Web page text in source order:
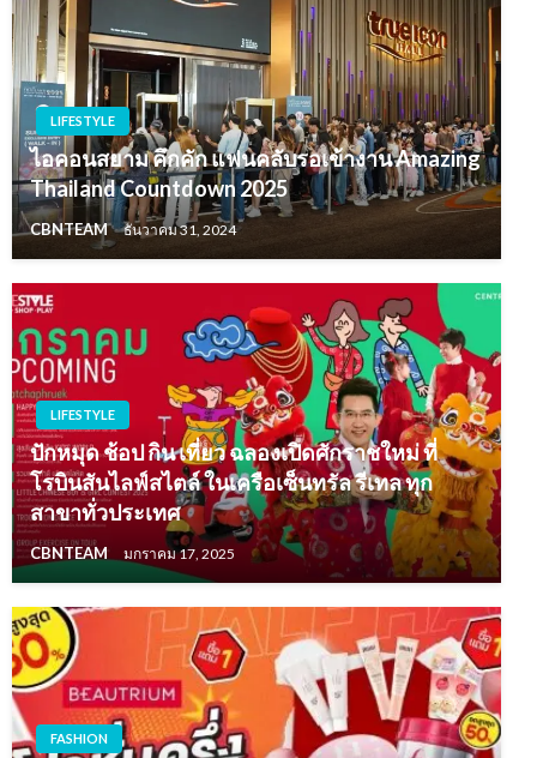
LIFESTYLE
ไอคอนสยาม คึกคัก แฟนคลับรอเข้างาน Amazing
Thailand Countdown 2025
CBNTEAM ธันวาคม 31, 2024
LIFESTYLE
ปักหมุด ช้อป กิน เที่ยว ฉลองเปิดศักราชใหม่ ที่
โรบินสันไลฟ์สไตล์ ในเครือเซ็นทรัล รีเทล ทุก
สาขาทั่วประเทศ
CBNTEAM มกราคม 17, 2025
FASHION